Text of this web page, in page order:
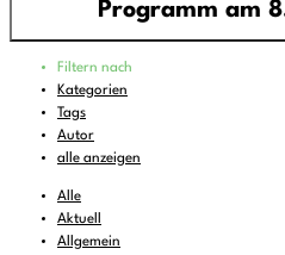
01:00
06:00 - 07:00
07:00
08:00
Filtern nach
Kategorien
Tags
Autor
alle anzeigen
Alle
Aktuell
Allgemein